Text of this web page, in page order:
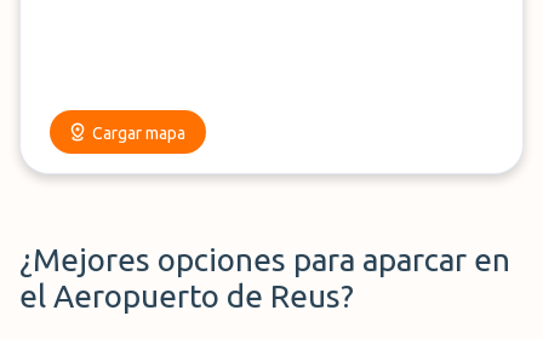
estacionamiento a través de nuestra plataforma.
Cargar mapa
¿Mejores opciones para aparcar en
el Aeropuerto de Reus?